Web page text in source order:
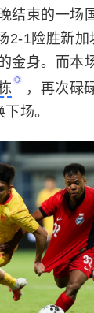
结束的一场
2-1险胜新加
金身。而本
，再次碌
场。